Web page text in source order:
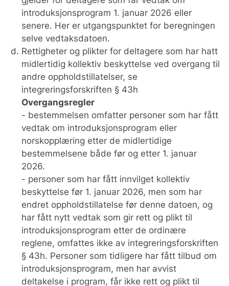
introduksjonsprogram 1. januar 2026 eller
senere. Her er utgangspunktet for beregningen
selve vedtaksdatoen.
Rettigheter og plikter for deltagere som har hatt
midlertidig kollektiv beskyttelse ved overgang til
andre oppholdstillatelser, se
integreringsforskriften § 43h
Overgangsregler
- bestemmelsen omfatter personer som har fått
vedtak om introduksjonsprogram eller
norskopplæring etter de midlertidige
bestemmelsene både før og etter 1. januar
2026.
- personer som har fått innvilget kollektiv
beskyttelse før 1. januar 2026, men som har
endret oppholdstillatelse før denne datoen, og
har fått nytt vedtak som gir rett og plikt til
introduksjonsprogram etter de ordinære
reglene, omfattes ikke av integreringsforskriften
§ 43h. Personer som tidligere har fått tilbud om
introduksjonsprogram, men har avvist
deltakelse i program, får ikke rett og plikt til